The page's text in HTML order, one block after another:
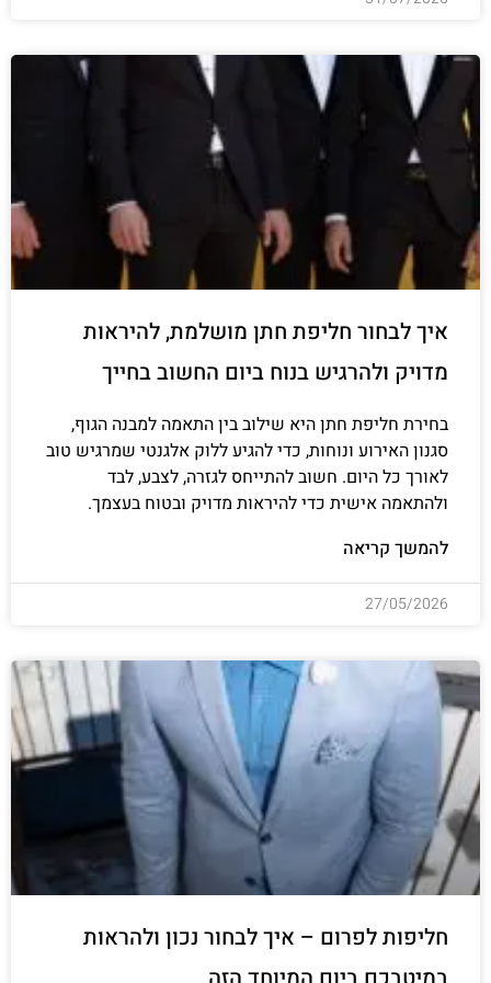
איך לבחור חליפת חתן מושלמת, להיראות
מדויק ולהרגיש בנוח ביום החשוב בחייך
בחירת חליפת חתן היא שילוב בין התאמה למבנה הגוף,
סגנון האירוע ונוחות, כדי להגיע ללוק אלגנטי שמרגיש טוב
לאורך כל היום. חשוב להתייחס לגזרה, לצבע, לבד
ולהתאמה אישית כדי להיראות מדויק ובטוח בעצמך.
להמשך קריאה
27/05/2026
חליפות לפרום – איך לבחור נכון ולהראות